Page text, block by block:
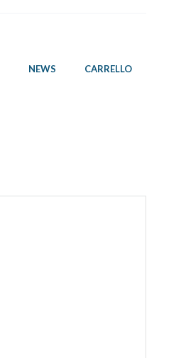
NEWS CARRELLO